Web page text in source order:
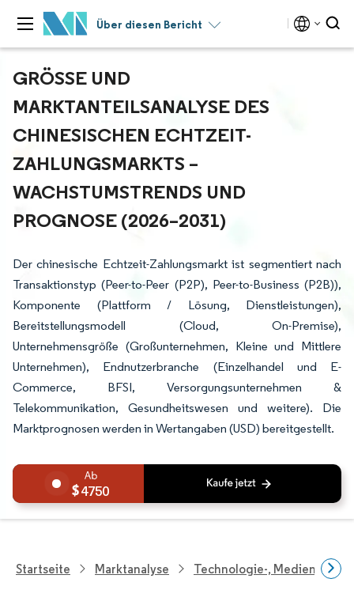
Über diesen Bericht
GRÖSSE UND M
ARKTANTEILSANALYSE DES C
HINESISCHEN ECHTZEIT-Z
AHLUNGSMARKTS – W
ACHSTUMSTRENDS UND P
ROGNOSE (2026–2031)
Der chinesische Echtzeit-Zahlungsmarkt ist segmentiert nach
Transaktionstyp (Peer-to-Peer (P2P), Peer-to-Business (P2B)),
Komponente (Plattform / Lösung, Dienstleistungen),
Bereitstellungsmodell (Cloud, On-Premise),
Unternehmensgröße (Großunternehmen, Kleine und Mittlere
Unternehmen), Endnutzerbranche (Einzelhandel und E-
Commerce, BFSI, Versorgungsunternehmen &
Telekommunikation, Gesundheitswesen und weitere). Die
Marktprognosen werden in Wertangaben (USD) bereitgestellt.
4750
Startseite Marktanalyse Technologie-, Medien- Und